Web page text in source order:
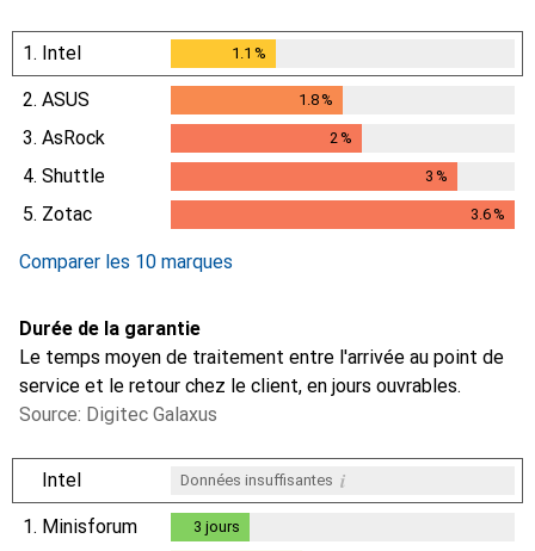
1. Intel 1.1 %
2. ASUS 1.8%
3. AsRock 2 %
4. Shuttle 3 %
5. Zotac 3.6%
Comparer les 10 marques
Durée de la garantie
Le temps moyen de traitement entre l'arrivée au point de
service et le retour chez le client, en jours ouvrables.
Source: Digitec Galaxus
Intel Données insuffisantes i
1. Minisforum 3 jours